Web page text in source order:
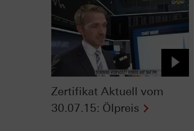
Zertifikat Aktuell vom
30.07.15: Ölpreis